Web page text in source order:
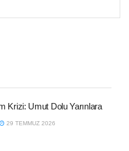
Krizi: Umut Dolu Yarınlara
29 TEMMUZ 2026